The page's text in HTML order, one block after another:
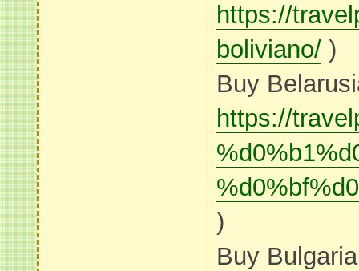
https://
boliviano/ )
Buy
https://
)
Buy